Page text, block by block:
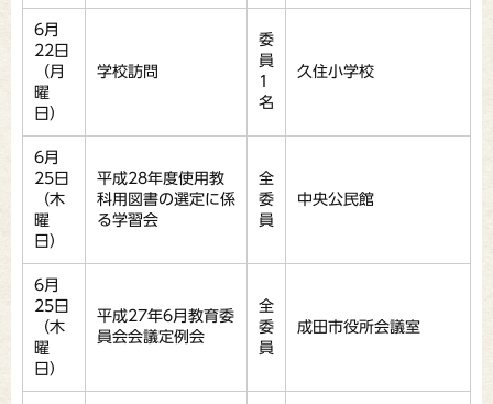
6月
22日
（月
曜
日）
学校訪問
委
員
1
名
久住小学校
6月
25日
（木
曜
日）
平成28年度使用教
科用図書の選定に係
る学習会
全
委
員
中央公民館
6月
25日
（木
曜
日）
平成27年6月教育委
員会会議定例会
全
委
員
成田市役所会議室